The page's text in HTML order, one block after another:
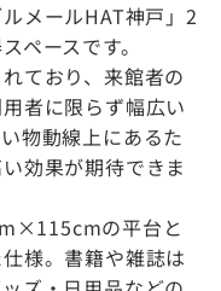
メールHAT神戸」2
ペースです。
ており、来館者の
者に限らず幅広い
物動線上にあるた
効果が期待できま
の平台と
様。書籍や雑誌は